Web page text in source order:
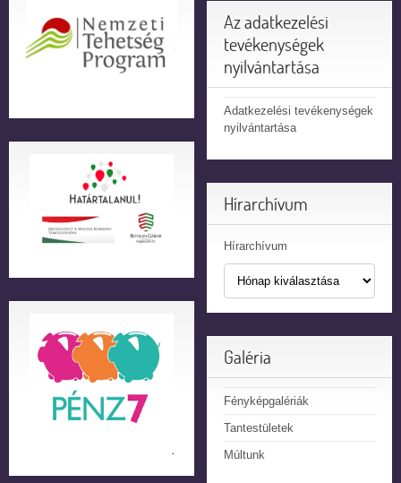
Az adatkezelési
tevékenységek
nyilvántartása
Adatkezelési tevékenységek
nyilvántartása
Hírarchívum
Hírarchívum
Galéria
Fényképgalériák
Tantestületek
Múltunk